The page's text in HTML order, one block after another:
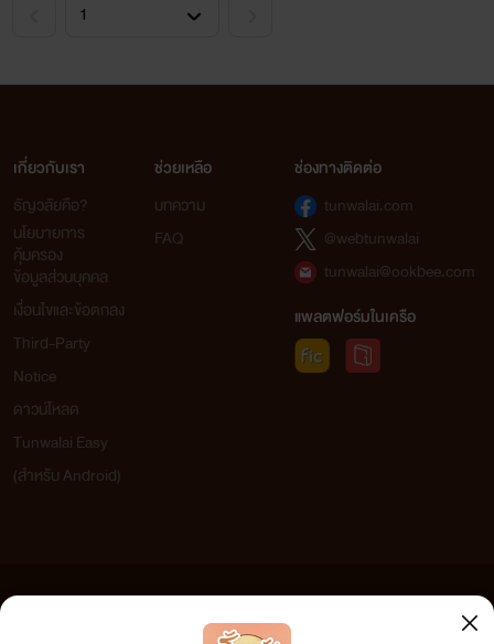
เกี่ยวกับเรา
ธัญวลัยคือ?
นโยบายการ
คุ้มครอง
ข้อมูลส่วนบุคคล
เงื่อนไขและข้อตกลง
Third-Party
Notice
ดาวน์โหลด
Tunwalai Easy
(สำหรับ Android)
ช่วยเหลือ
บทความ
FAQ
ช่องทางติดต่อ
tunwalai.com
@webtunwalai
tunwalai@ookbee.com
แพลตฟอร์มในเครือ
เว็บไซต์แห่งนี้ไม่ได้เห็นด้วยและไม่ขอรับผิดชอบต่อข้อความใดๆ ทั้งสิ้น ดังนั้นผู้อ่านทุกท่านโปรดใช้